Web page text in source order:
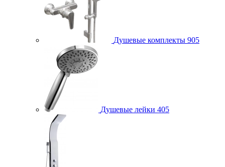
Душевые комплекты 905
Душевые лейки 405